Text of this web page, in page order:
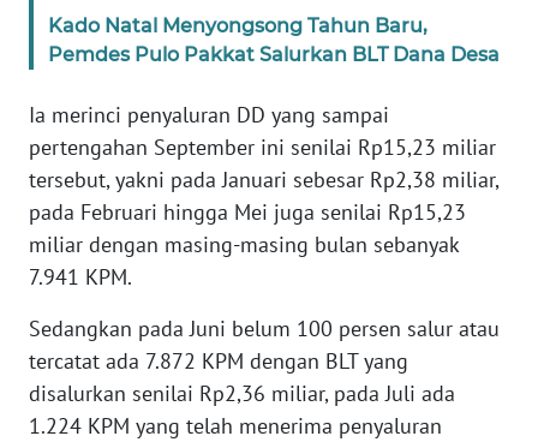
Kado Natal Menyongsong Tahun Baru,
Pemdes Pulo Pakkat Salurkan BLT Dana Desa
Ia merinci penyaluran DD yang sampai
pertengahan September ini senilai Rp15,23 miliar
tersebut, yakni pada Januari sebesar Rp2,38 miliar,
pada Februari hingga Mei juga senilai Rp15,23
miliar dengan masing-masing bulan sebanyak
7.941 KPM.
Sedangkan pada Juni belum 100 persen salur atau
tercatat ada 7.872 KPM dengan BLT yang
disalurkan senilai Rp2,36 miliar, pada Juli ada
1.224 KPM yang telah menerima penyaluran
WN
SULTRA
WN
NTB
WN
SULTENG
SULBAR
WN
BABEL